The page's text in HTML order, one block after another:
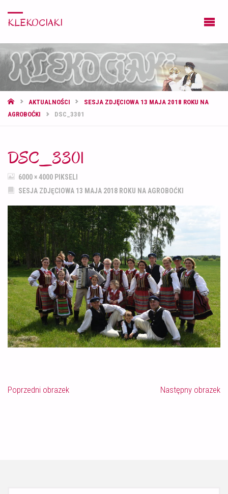
KLEKOCIAKI
STRONA
GŁÓWNA
AKTUALNOŚCI
SESJA ZDJĘCIOWA 13 MAJA 2018 ROKU NA
AGROBOĆKI
DSC_3301
DSC_3301
PEŁNY
ROZMIAR
6000 × 4000 PIKSELI
SESJA ZDJĘCIOWA 13 MAJA 2018 ROKU NA AGROBOĆKI
Poprzedni obrazek Następny obrazek